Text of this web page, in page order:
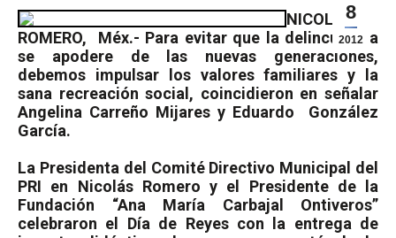
8
2012
NICOLÁS
ROMERO,
Méx.- Para evitar que la delincuencia
se apodere de las nuevas generaciones,
debemos impulsar los valores familiares y la
sana recreación social, coincidieron en señalar
Angelina Carreño Mijares y Eduardo
González
García.
La Presidenta del Comité Directivo Municipal del
PRI en Nicolás Romero y el Presidente de la
Fundación “Ana María Carbajal Ontiveros”
celebraron el Día de Reyes con la entrega de